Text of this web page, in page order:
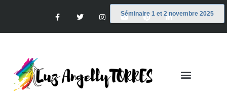
Séminaire 1 et 2 novembre 2025